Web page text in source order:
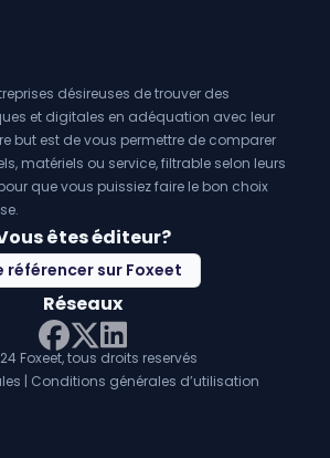
toute entreprise qui souhaite maximiser sa
plus de clients.
désireuses de trouver des
et digitales en adéquation avec leur
but est de vous permettre de comparer
matériels ou service, filtrable selon leurs
que vous puissiez faire le bon choix
êtes éditeur?
référencer sur Foxeet
Réseaux
Facebook
Twitter X
LinkedIn
Foxeet, tous droits reservés
| Conditions générales d’utilisation